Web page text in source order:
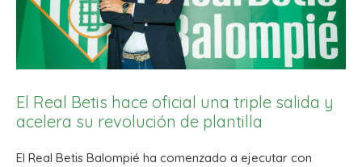
El Real Betis hace oficial una triple salida y
acelera su revolución de plantilla
El Real Betis Balompié ha comenzado a ejecutar con